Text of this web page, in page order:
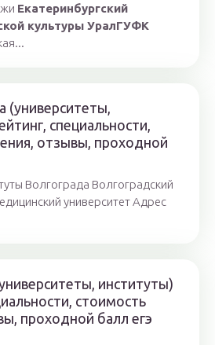
Екатеринбургский
культуры УралГУФК
(университеты,
специальности,
отзывы, проходной
Волгограда Волгоградский
университет Адрес
институты)
стоимость
проходной балл егэ